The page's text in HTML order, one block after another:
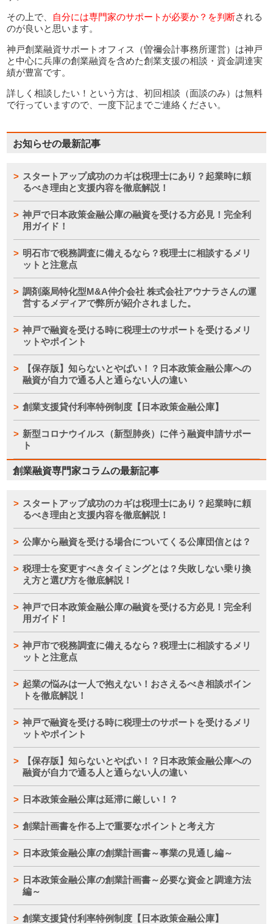
その上で、
自分には専門家のサポートが必要か？を判断される
のが良いと思います。
神戸創業融資サポートオフィス（曽禰会計事務所運営）は神戸
と中心に兵庫の創業融資を含めた創業支援の相談・資金調達実
績が豊富です。
詳しく相談したい！という方は、初回相談（面談のみ）は無料
で行っていますので、一度下記までご連絡ください。
お知らせの最新記事
スタートアップ成功のカギは税理士にあり？起業時に頼
るべき理由と支援内容を徹底解説！
神戸で日本政策金融公庫の融資を受ける方必見！完全利
用ガイド！
明石市で税務調査に備えるなら？税理士に相談するメリ
ットと注意点
調剤薬局特化型M&A仲介会社 株式会社アウナラさんの運
営するメディアで弊所が紹介されました。
神戸で融資を受ける時に税理士のサポートを受けるメリ
ットやポイント
【保存版】知らないとやばい！？日本政策金融公庫への
融資が自力で通る人と通らない人の違い
創業支援貸付利率特例制度【日本政策金融公庫】
新型コロナウイルス（新型肺炎）に伴う融資申請サポー
ト
創業融資専門家コラムの最新記事
スタートアップ成功のカギは税理士にあり？起業時に頼
るべき理由と支援内容を徹底解説！
公庫から融資を受ける場合についてくる公庫団信とは？
税理士を変更すべきタイミングとは？失敗しない乗り換
え方と選び方を徹底解説！
神戸で日本政策金融公庫の融資を受ける方必見！完全利
用ガイド！
神戸市で税務調査に備えるなら？税理士に相談するメリ
ットと注意点
起業の悩みは一人で抱えない！おさえるべき相談ポイン
トを徹底解説！
神戸で融資を受ける時に税理士のサポートを受けるメリ
ットやポイント
【保存版】知らないとやばい！？日本政策金融公庫への
融資が自力で通る人と通らない人の違い
日本政策金融公庫は延滞に厳しい！？
創業計画書を作る上で重要なポイントと考え方
日本政策金融公庫の創業計画書～事業の見通し編～
日本政策金融公庫の創業計画書～必要な資金と調達方法
編～
創業支援貸付利率特例制度【日本政策金融公庫】